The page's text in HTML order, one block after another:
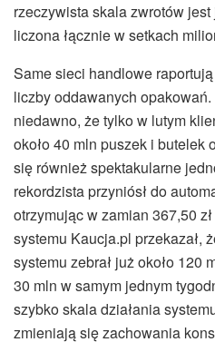
rzeczywista skala zwrotów
liczona łącznie w setkach
Same sieci handlowe
liczby oddawanych
niedawno, że tylko w lutym
około 40 mln puszek i butelek
się również spektakularne
rekordzista przyniósł do
otrzymując w zamian 367,50
systemu Kaucja.pl przekazał,
systemu zebrał już około 120
30 mln w samym jednym
szybko skala działania
zmieniają się zachowania